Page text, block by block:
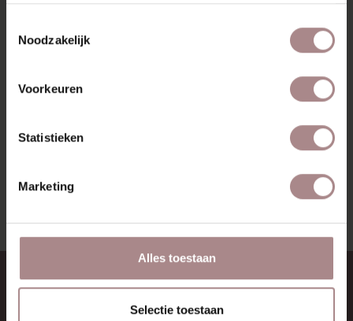
Noodzakelijk
Voorkeuren
Statistieken
Marketing
Alles toestaan
Selectie toestaan
STOFSTAAL
VANAF
CONTACT
Sav & Økse is een onderdeel van